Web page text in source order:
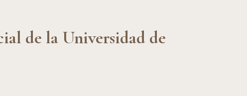
de la Universidad de